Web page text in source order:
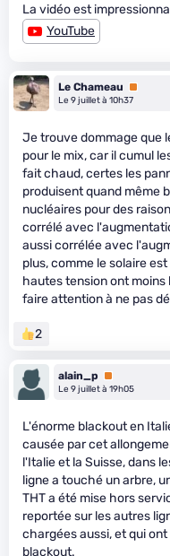
La vidéo est
YouTube
Le Chameau
Premium
Le 9 juillet à 10h37
Je trouve dommage que
pour le mix, car il cumul
fait chaud, certes les
produisent quand même
nucléaires pour des
corrélé avec
aussi corrélée avec
plus, comme le solaire
hautes tension ont
faire attention à ne pas
2
alain_p
Premium
Le 9 juillet à 19h05
L'énorme blackout en
causée par cet
l'Italie et la Suisse, dans
ligne a touché un arbre,
THT a été mise hors
reportée sur les autres
chargées aussi, et qui
blackout.